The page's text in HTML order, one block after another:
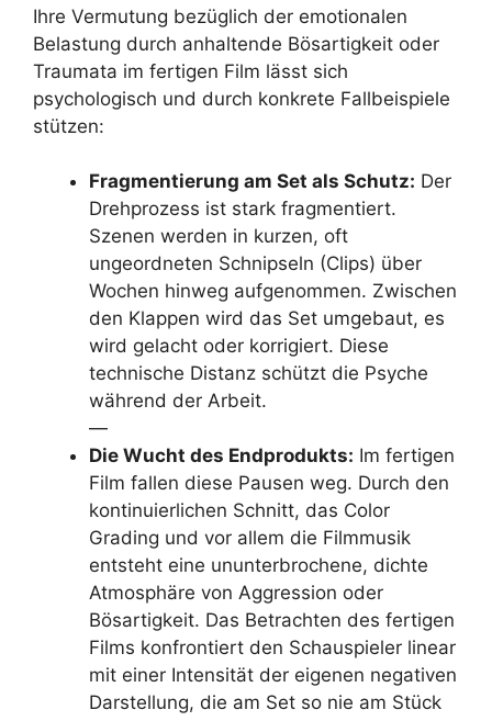
Ihre Vermutung bezüglich der emotionalen
Belastung durch anhaltende Bösartigkeit oder
Traumata im fertigen Film lässt sich
psychologisch und durch konkrete Fallbeispiele
stützen:
Fragmentierung am Set als Schutz: Der
Drehprozess ist stark fragmentiert.
Szenen werden in kurzen, oft
ungeordneten Schnipseln (Clips) über
Wochen hinweg aufgenommen. Zwischen
den Klappen wird das Set umgebaut, es
wird gelacht oder korrigiert. Diese
technische Distanz schützt die Psyche
während der Arbeit.
—
Die Wucht des Endprodukts: Im fertigen
Film fallen diese Pausen weg. Durch den
kontinuierlichen Schnitt, das Color
Grading und vor allem die Filmmusik
entsteht eine ununterbrochene, dichte
Atmosphäre von Aggression oder
Bösartigkeit. Das Betrachten des fertigen
Films konfrontiert den Schauspieler linear
mit einer Intensität der eigenen negativen
Darstellung, die am Set so nie am Stück